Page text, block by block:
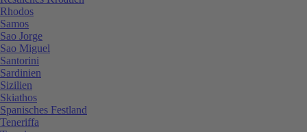
Rhodos
Samos
Sao Jorge
Sao Miguel
Santorini
Sardinien
Sizilien
Skiathos
Spanisches Festland
Teneriffa